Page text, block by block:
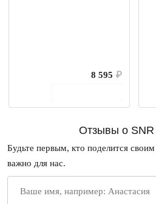
8 595 ₽
Отзывы о SNR
Будьте первым, кто поделится
важно для нас.